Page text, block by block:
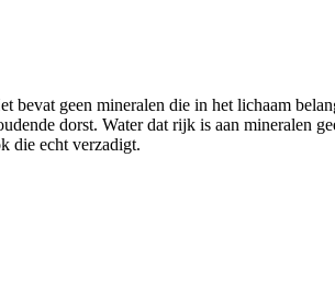
bevat geen mineralen die in het lichaam
dorst. Water dat rijk is aan mineralen
die echt verzadigt.